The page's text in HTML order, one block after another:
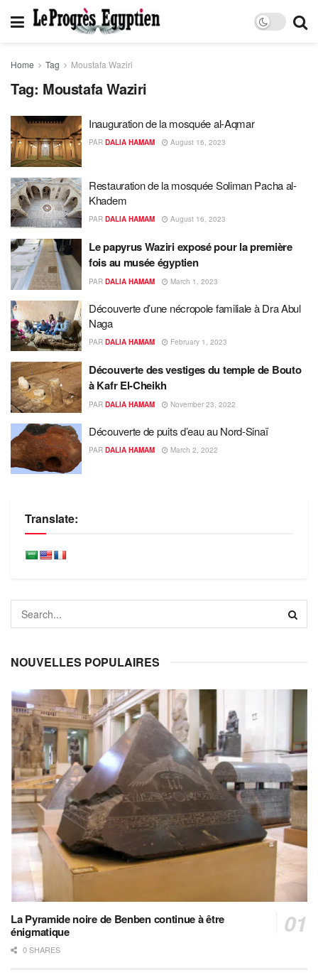
Home Tag Moustafa Waziri
Tag: Moustafa Waziri
Inauguration de la mosquée al-Aqmar
PAR DALIA HAMAM August 16, 2023
Restauration de la mosquée Soliman Pacha al-
Khadem
PAR DALIA HAMAM August 16, 2023
Le papyrus Waziri exposé pour la première
fois au musée égyptien
PAR DALIA HAMAM March 1, 2023
Découverte d’une nécropole familiale à Dra Abul
Naga
PAR DALIA HAMAM February 1, 2023
Découverte des vestiges du temple de Bouto
à Kafr El-Cheikh
PAR DALIA HAMAM November 23, 2022
Découverte de puits d’eau au Nord-Sinaï
PAR DALIA HAMAM March 2, 2022
Translate:
NOUVELLES POPULAIRES
La Pyramide noire de Benben continue à être
énigmatique
0 SHARES